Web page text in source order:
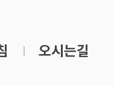
오시는길